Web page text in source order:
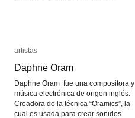
artistas
Daphne Oram
Daphne Oram fue una compositora y
música electrónica de origen inglés.
Creadora de la técnica “Oramics”, la
cual es usada para crear sonidos
artistas
Daphne Oram